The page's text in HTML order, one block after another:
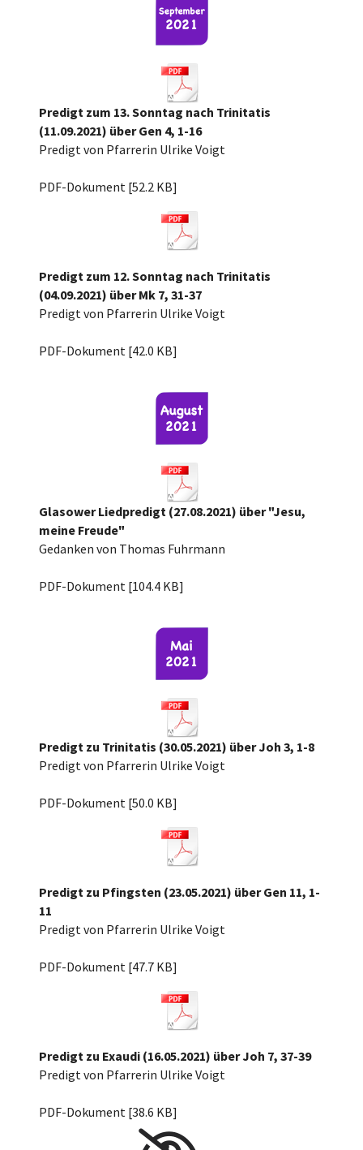
Predigt zum 13. Sonntag nach Trinitatis
(11.09.2021) über Gen 4, 1-16
Predigt von Pfarrerin Ulrike Voigt
PDF-Dokument [52.2 KB]
Predigt zum 12. Sonntag nach Trinitatis
(04.09.2021) über Mk 7, 31-37
Predigt von Pfarrerin Ulrike Voigt
PDF-Dokument [42.0 KB]
Glasower Liedpredigt (27.08.2021) über "Jesu,
meine Freude"
Gedanken von Thomas Fuhrmann
PDF-Dokument [104.4 KB]
Predigt zu Trinitatis (30.05.2021) über Joh 3, 1-8
Predigt von Pfarrerin Ulrike Voigt
PDF-Dokument [50.0 KB]
Predigt zu Pfingsten (23.05.2021) über Gen 11, 1-
11
Predigt von Pfarrerin Ulrike Voigt
PDF-Dokument [47.7 KB]
Predigt zu Exaudi (16.05.2021) über Joh 7, 37-39
Predigt von Pfarrerin Ulrike Voigt
PDF-Dokument [38.6 KB]